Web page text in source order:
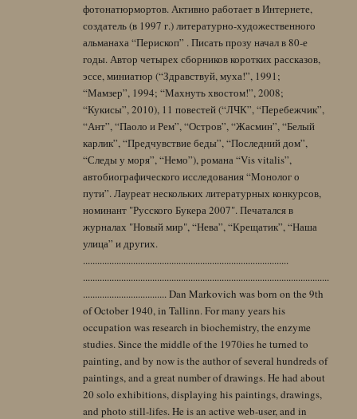
фотонатюрмортов. Активно работает в Интернете,
создатель (в 1997 г.) литературно-художественного
альманаха “Перископ” . Писать прозу начал в 80-е
годы. Автор четырех сборников коротких рассказов,
эссе, миниатюр (“Здравствуй, муха!”, 1991;
“Мамзер”, 1994; “Махнуть хвостом!”, 2008;
“Кукисы”, 2010), 11 повестей (“ЛЧК”, “Перебежчик”,
“Ант”, “Паоло и Рем”, “Остров”, “Жасмин”, “Белый
карлик”, “Предчувствие беды”, “Последний дом”,
“Следы у моря”, “Немо”), романа “Vis vitalis”,
автобиографического исследования “Монолог о
пути”. Лауреат нескольких литературных конкурсов,
номинант "Русского Букера 2007". Печатался в
журналах "Новый мир", “Нева”, “Крещатик”, “Наша
улица” и других.
......................................................................................
.......................................................................................................
................................... Dan Markovich was born on the 9th
of October 1940, in Tallinn. For many years his
occupation was research in biochemistry, the enzyme
studies. Since the middle of the 1970ies he turned to
painting, and by now is the author of several hundreds of
paintings, and a great number of drawings. He had about
20 solo exhibitions, displaying his paintings, drawings,
and photo still-lifes. He is an active web-user, and in